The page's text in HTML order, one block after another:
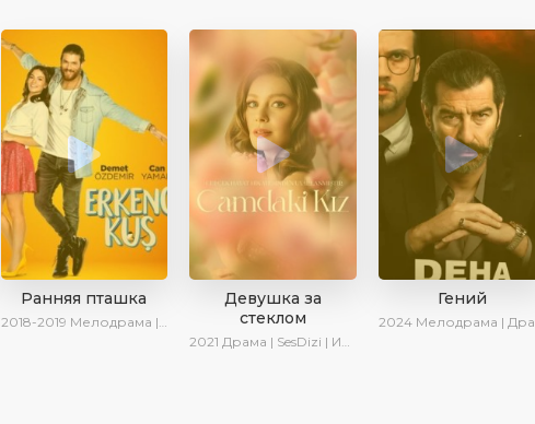
Ранняя пташка
2018-2019 Мелодрама | Драма | Комедия | SesDizi | Ирина Котова
Девушка за
стеклом
2021 Драма | SesDizi | Ирина Котова
Гений
2024 Мелодрама | Драма | Сериалы 2024